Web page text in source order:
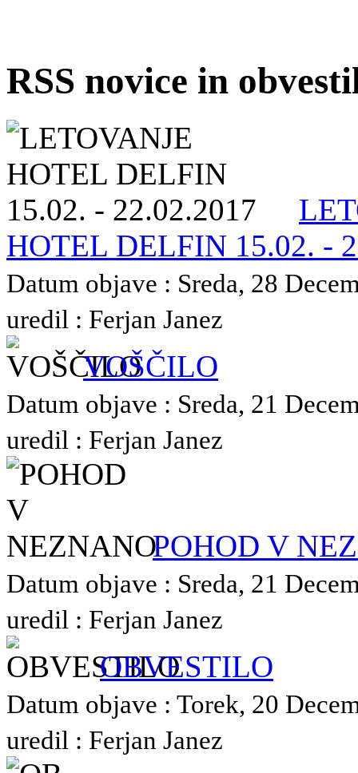
RSS novice in
HOTEL DELFIN 15.02. -
Datum objave : Sreda, 28
uredil : Ferjan Janez
VOŠČILO
Datum objave : Sreda, 21
uredil : Ferjan Janez
POHOD V
Datum objave : Sreda, 21
uredil : Ferjan Janez
OBVESTILO
Datum objave : Torek, 20
uredil : Ferjan Janez